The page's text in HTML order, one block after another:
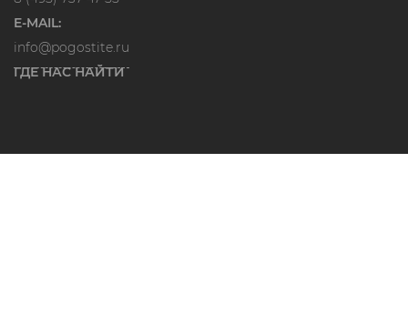
E-MAIL:
info@pogostite.ru
ГДЕ НАС НАЙТИ